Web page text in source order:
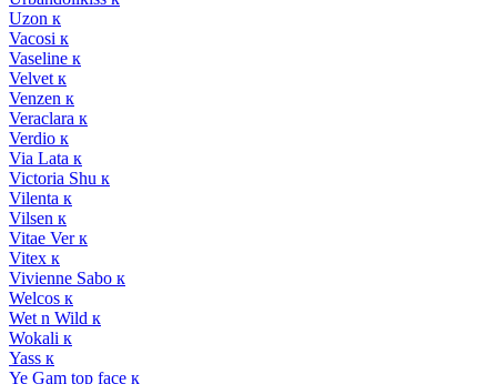
Uzon к
Vacosi к
Vaseline к
Velvet к
Venzen к
Veraclara к
Verdio к
Via Lata к
Victoria Shu к
Vilenta к
Vilsen к
Vitae Ver к
Vitex к
Vivienne Sabo к
Welcos к
Wet n Wild к
Wokali к
Yass к
Ye Gam top face к